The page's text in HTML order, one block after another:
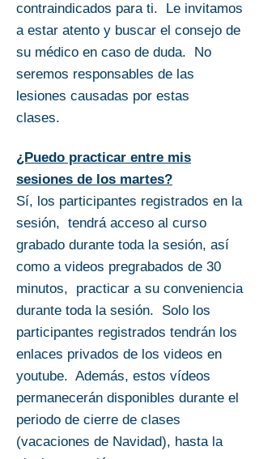
contraindicados para ti. Le invitamos
a estar atento y buscar el consejo de
su médico en caso de duda. No
seremos responsables de las
lesiones causadas por estas
clases.
¿Puedo practicar entre mis
sesiones de los martes?
Sí, los participantes registrados en la
sesión, tendrá acceso al curso
grabado durante toda la sesión, así
como a videos pregrabados de 30
minutos, practicar a su conveniencia
durante toda la sesión. Solo los
participantes registrados tendrán los
enlaces privados de los videos en
youtube. Además, estos vídeos
permanecerán disponibles durante el
periodo de cierre de clases
(vacaciones de Navidad), hasta la